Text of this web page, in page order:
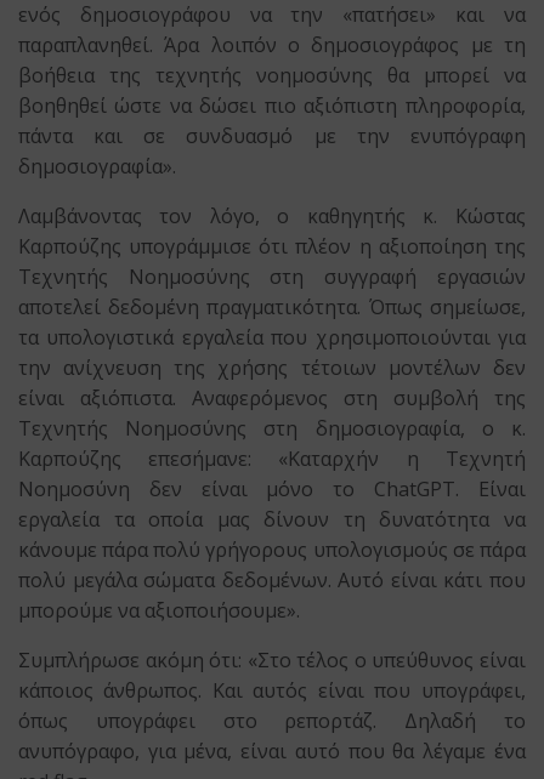
ενός δημοσιογράφου να την «πατήσει» και να
παραπλανηθεί. Άρα λοιπόν ο δημοσιογράφος με τη
βοήθεια της τεχνητής νοημοσύνης θα μπορεί να
βοηθηθεί ώστε να δώσει πιο αξιόπιστη πληροφορία,
πάντα και σε συνδυασμό με την ενυπόγραφη
δημοσιογραφία».
Λαμβάνοντας τον λόγο, ο καθηγητής κ. Κώστας
Καρπούζης υπογράμμισε ότι πλέον η αξιοποίηση της
Τεχνητής Νοημοσύνης στη συγγραφή εργασιών
αποτελεί δεδομένη πραγματικότητα. Όπως σημείωσε,
τα υπολογιστικά εργαλεία που χρησιμοποιούνται για
την ανίχνευση της χρήσης τέτοιων μοντέλων δεν
είναι αξιόπιστα. Αναφερόμενος στη συμβολή της
Τεχνητής Νοημοσύνης στη δημοσιογραφία, ο κ.
Καρπούζης επεσήμανε: «Καταρχήν η Τεχνητή
Νοημοσύνη δεν είναι μόνο το ChatGPT. Είναι
εργαλεία τα οποία μας δίνουν τη δυνατότητα να
κάνουμε πάρα πολύ γρήγορους υπολογισμούς σε πάρα
πολύ μεγάλα σώματα δεδομένων. Αυτό είναι κάτι που
μπορούμε να αξιοποιήσουμε».
Συμπλήρωσε ακόμη ότι: «Στο τέλος ο υπεύθυνος είναι
κάποιος άνθρωπος. Και αυτός είναι που υπογράφει,
όπως υπογράφει στο ρεπορτάζ. Δηλαδή το
ανυπόγραφο, για μένα, είναι αυτό που θα λέγαμε ένα